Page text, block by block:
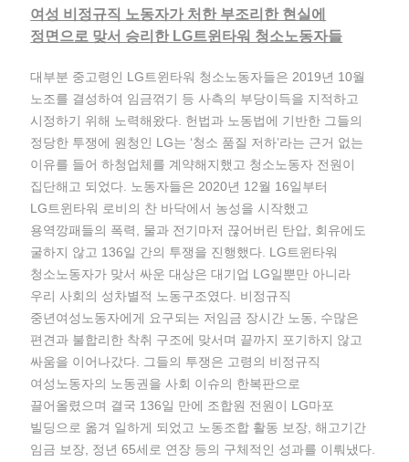
여성 비정규직 노동자가 처한 부조리한 현실에
정면으로 맞서 승리한 LG트윈타워 청소노동자들
대부분 중고령인 LG트윈타워 청소노동자들은 2019년 10월
노조를 결성하여 임금꺾기 등 사측의 부당이득을 지적하고
시정하기 위해 노력해왔다. 헌법과 노동법에 기반한 그들의
정당한 투쟁에 원청인 LG는 ‘청소 품질 저하’라는 근거 없는
이유를 들어 하청업체를 계약해지했고 청소노동자 전원이
집단해고 되었다. 노동자들은 2020년 12월 16일부터
LG트윈타워 로비의 찬 바닥에서 농성을 시작했고
용역깡패들의 폭력, 물과 전기마저 끊어버린 탄압, 회유에도
굴하지 않고 136일 간의 투쟁을 진행했다. LG트윈타워
청소노동자가 맞서 싸운 대상은 대기업 LG일뿐만 아니라
우리 사회의 성차별적 노동구조였다. 비정규직
중년여성노동자에게 요구되는 저임금 장시간 노동, 수많은
편견과 불합리한 착취 구조에 맞서며 끝까지 포기하지 않고
싸움을 이어나갔다. 그들의 투쟁은 고령의 비정규직
여성노동자의 노동권을 사회 이슈의 한복판으로
끌어올렸으며 결국 136일 만에 조합원 전원이 LG마포
빌딩으로 옮겨 일하게 되었고 노동조합 활동 보장, 해고기간
임금 보장, 정년 65세로 연장 등의 구체적인 성과를 이뤄냈다.